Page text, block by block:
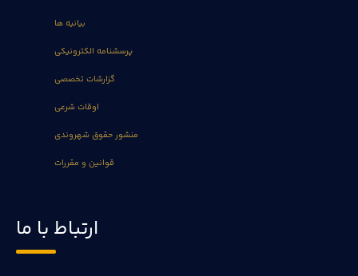
بیانیه ها
پرسشنامه الکترونیکی
گزارشات تخصصی
اوقات شرعی
منشور حقوق شهروندی
قوانین و مقررات
ارتباط با ما